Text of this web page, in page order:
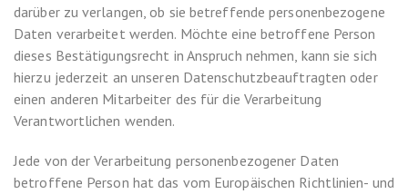
darüber zu verlangen, ob sie betreffende personenbezogene
Daten verarbeitet werden. Möchte eine betroffene Person
dieses Bestätigungsrecht in Anspruch nehmen, kann sie sich
hierzu jederzeit an unseren Datenschutzbeauftragten oder
einen anderen Mitarbeiter des für die Verarbeitung
Verantwortlichen wenden.
Jede von der Verarbeitung personenbezogener Daten
betroffene Person hat das vom Europäischen Richtlinien- und